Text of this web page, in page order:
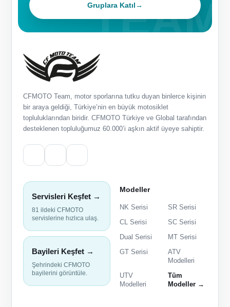
Gruplara Katıl→
CFMOTO Team, motor sporlarına tutku duyan binlerce kişinin
bir araya geldiği, Türkiye’nin en büyük motosiklet
topluluklarından biridir. CFMOTO Türkiye ve Global tarafından
desteklenen topluluğumuz 60.000’i aşkın aktif üyeye sahiptir.
Servisleri Keşfet →
81 ildeki CFMOTO
servislerine hızlıca ulaş.
Bayileri Keşfet →
Şehrindeki CFMOTO
bayilerini görüntüle.
Modeller
NK Serisi
SR Serisi
CL Serisi
SC Serisi
Dual Serisi
MT Serisi
GT Serisi
ATV
Modelleri
UTV
Modelleri
Tüm
Modeller →